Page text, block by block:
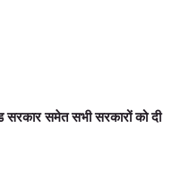
सरकार समेत सभी सरकारों को दी